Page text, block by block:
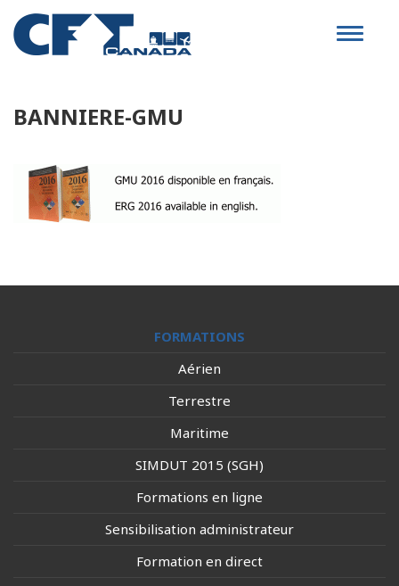
Toggle
BANNIERE-GMU
FORMATIONS
Aérien
Terrestre
Maritime
SIMDUT 2015 (SGH)
Formations en ligne
Sensibilisation administrateur
Formation en direct